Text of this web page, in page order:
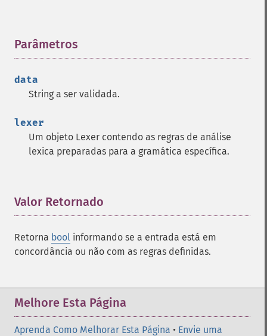
Parâmetros
data
String a ser validada.
lexer
Um objeto Lexer contendo as regras de análise
lexica preparadas para a gramática específica.
Valor Retornado
Retorna bool informando se a entrada está em
concordância ou não com as regras definidas.
Melhore Esta Página
Aprenda Como Melhorar Esta Página • Envie uma